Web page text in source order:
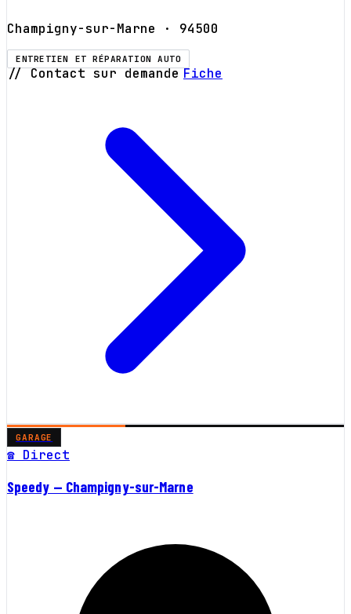
Champigny-sur-Marne · 94500
ENTRETIEN ET RÉPARATION AUTO
// Contact sur demande Fiche
GARAGE
☎ Direct
Speedy — Champigny-sur-Marne